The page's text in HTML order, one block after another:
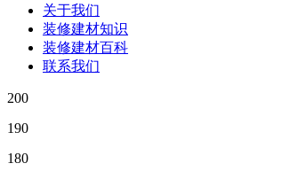
关于我们
装修建材知识
装修建材百科
联系我们
200
190
180